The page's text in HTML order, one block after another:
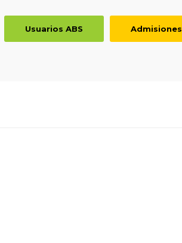
Usuarios ABS Admisiones